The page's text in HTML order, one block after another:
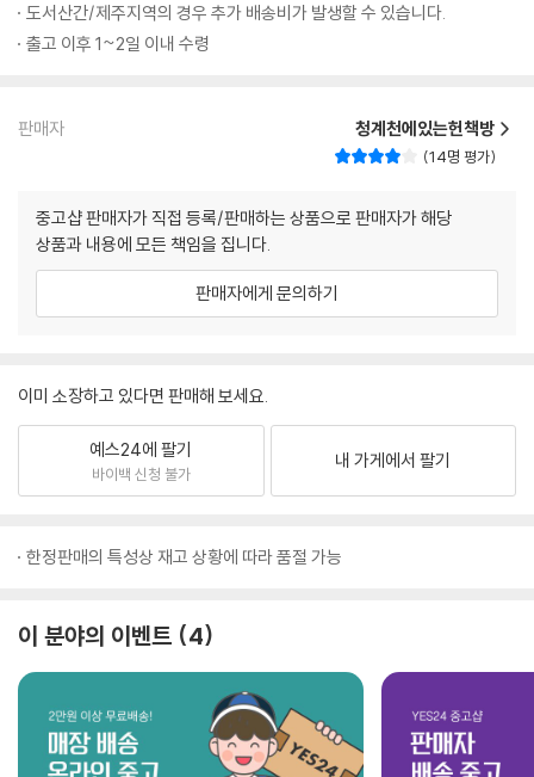
도서산간/제주지역의 경우 추가 배송비가 발생할 수 있습니다.
출고 이후 1~2일 이내 수령
판매자 청계천에있는헌책방
14명 평가
중고샵 판매자가 직접 등록/판매하는 상품으로 판매자가 해당
상품과 내용에 모든 책임을 집니다.
판매자에게 문의하기
이미 소장하고 있다면 판매해 보세요.
예스24에 팔기
바이백 신청 불가
내 가게에서 팔기
한정판매의 특성상 재고 상황에 따라 품절 가능
이 분야의 이벤트 4